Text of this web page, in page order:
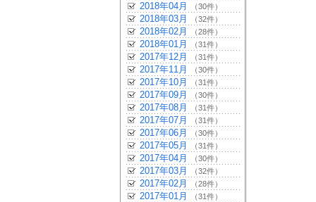
2018年04月 （30件）
2018年03月 （32件）
2018年02月 （28件）
2018年01月 （31件）
2017年12月 （31件）
2017年11月 （30件）
2017年10月 （31件）
2017年09月 （30件）
2017年08月 （31件）
2017年07月 （31件）
2017年06月 （30件）
2017年05月 （31件）
2017年04月 （30件）
2017年03月 （32件）
2017年02月 （28件）
2017年01月 （31件）